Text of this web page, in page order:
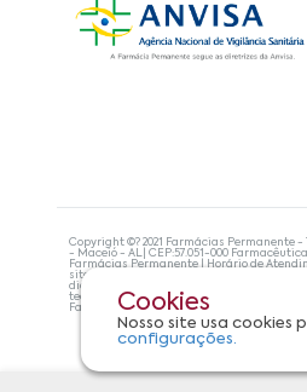
Cookies
Nosso site usa cookies
configurações.
Copyright ©? 2021 Farmácias Permanente -
- Maceió - AL| CEP:57.051-000
Farmácias Permanente | Horário de
site não devem ser utilizadas para
diagnosticar problemas de saúde e
tecnologias mais avançadas de proteção
Farmácias Permanente. Todos os pedidos